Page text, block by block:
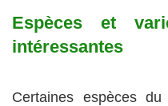
Espèces et
intéressantes
Certaines espèces